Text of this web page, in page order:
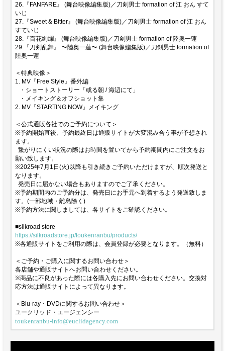
26.『FANFARE』 (舞台映像編集版)／刀剣男士 formation of 江 おん すて
いじ
27.『Sweet & Bitter』 (舞台映像編集版)／刀剣男士 formation of 江 おん
すていじ
28.『百花絢爛』 (舞台映像編集版)／刀剣男士 formation of 陸奥一蓮
29.『刀剣乱舞』 〜陸奥一蓮〜 (舞台映像編集版)／刀剣男士 formation of
陸奥一蓮
＜特典映像＞
1. MV『Free Style』番外編
・ショートストーリー「或る朝 / 海辺にて」
・メイキング＆オフショット集
2. MV『STARTING NOW』メイキング
＜公式通販各社でのご予約について＞
※予約開始直後、予約最終日は通販サイトが大変混み合う事が予想され
ます。
繋がりにくい状況の際はお時間を置いてから予約期間内にご注文をお
願い致します。
※2025年7月1日(火)以降も引き続きご予約いただけますが、順次発送と
なります。
発売日に届かない場合もありますのでご了承ください。
※予約期間内のご予約分は、発売日にお手元へ到着するよう発送致しま
す。(一部地域・離島除く)
※予約方法に関しましては、各サイトをご確認ください。
■silkroad store
https://silkroadstore.jp/toukenranbu/products/
※各通販サイトをご利用の際は、会員登録が必要となります。（無料）
＜ご予約・ご購入に関するお問い合わせ＞
各店舗や通販サイトへお問い合わせください。
※商品に不良があった際には各購入先にお問い合わせください。交換対
応方法は通販サイトによって異なります。
＜Blu-ray・DVDに関するお問い合わせ＞
ユークリッド・エージェンシー
toukenranbu-info@euclidagency.com